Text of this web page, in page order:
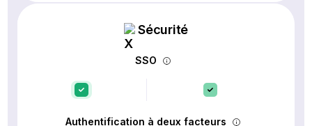
Sécurité
SSO
Authentification à deux facteurs